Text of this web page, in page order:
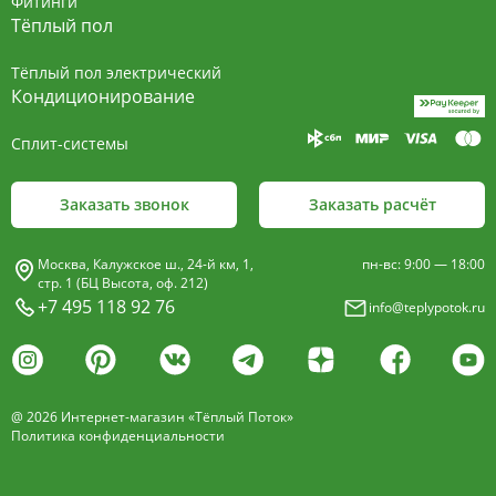
500 мм с боковым и нижним подключением, в
белом цвете, антрацит и титан.
Тёплый пол
Тёплый пол электрический
Кондиционирование
Сплит-системы
Заказать звонок Заказать расчёт
Москва, Калужское ш., 24-й км, 1,
стр. 1 (БЦ Высота, оф. 212)
+7 495 118 92 76
пн-вс: 9:00 — 18:00
info@teplypotok.ru
@ 2026 Интернет-магазин «Тёплый Поток»
Политика конфиденциальности